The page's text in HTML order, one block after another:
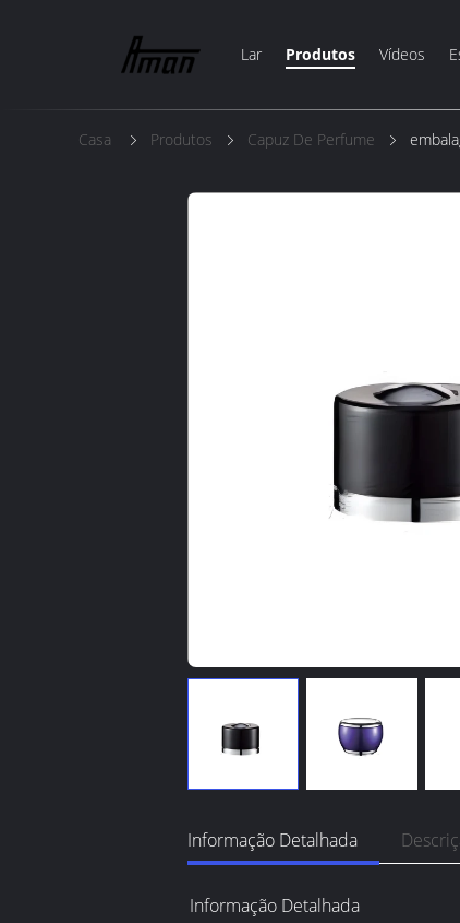
Lar Produtos Vídeos
Casa Produtos Capuz De Perfume
Informação Detalhada
Informação Detalhada